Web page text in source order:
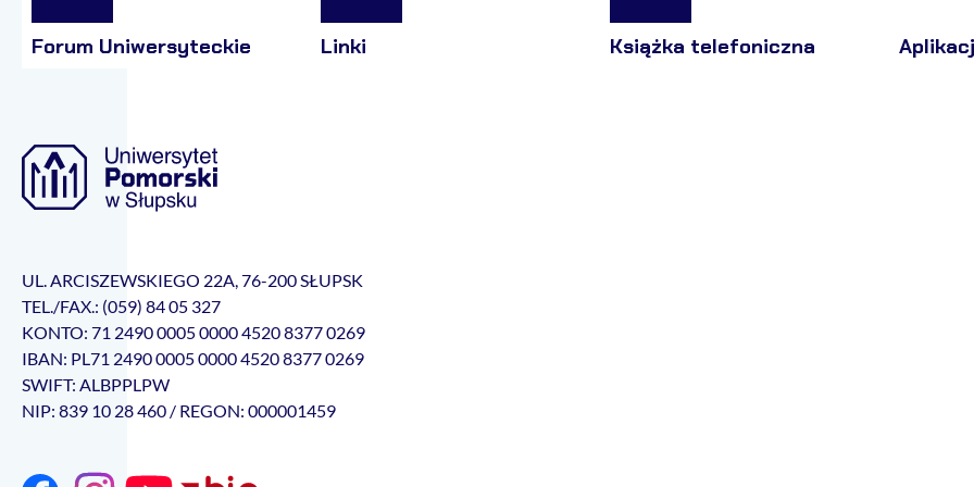
Forum Uniwersyteckie Linki Książka telefoniczna
UL. ARCISZEWSKIEGO 22A, 76-200 SŁUPSK
TEL./FAX.: (059) 84 05 327
KONTO: 71 2490 0005 0000 4520 8377 0269
IBAN: PL71 2490 0005 0000 4520 8377 0269
SWIFT: ALBPPLPW
NIP: 839 10 28 460 / REGON: 000001459